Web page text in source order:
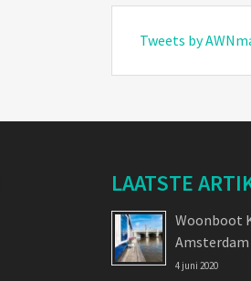
Tweets by
LAATSTE
Woonboot
Amsterdam
4 juni 2020